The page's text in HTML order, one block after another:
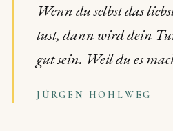
Wenn du selbst das
tust, dann wird dein
gut sein. Weil du es
JÜRGEN HOHLWEG